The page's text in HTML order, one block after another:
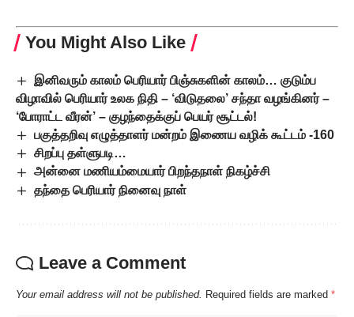
You Might Also Like
இனிவரும் காலம் பெரியார் பிஞ்சுகளின் காலம்… குடும்ப
விழாவில் பெரியார் உலக நிதி – ‘விடுதலை’ சந்தா வழங்கினர் –
‘போராட்ட வீரன்’ – குழந்தைக்குப் பெயர் சூட்டல்!
பகுத்தறிவு எழுத்தாளர் மன்றம் இணைய வழிக் கூட்டம் -160
சிறப்பு தள்ளுபடி…
அன்னை மணியம்மையார் பிறந்தநாள் நிகழ்ச்சி
தந்தை பெரியார் நினைவு நாள்
Leave a Comment
Your email address will not be published. Required fields are marked *